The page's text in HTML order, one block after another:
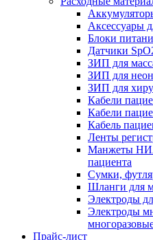
Аксессуары
Блоки
Датчики
ЗИП для
ЗИП для
ЗИП для
Кабели
Кабели
Кабель
Ленты
Манжеты
пациента
Сумки,
Шланги для
Электроды
Электроды
Прайс-лист